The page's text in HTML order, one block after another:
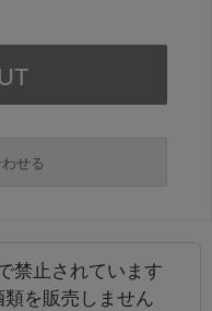
せる
禁止されています
を販売しません